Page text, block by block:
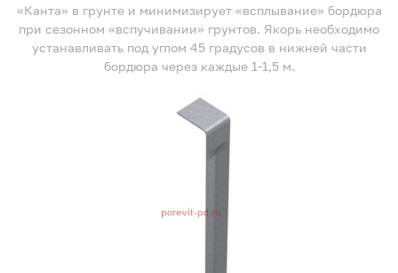
«Канта» в грунте и минимизирует «всплывание» бордюра
при сезонном «вспучивании» грунтов. Якорь необходимо
устанавливать под углом 45 градусов в нижней части
бордюра через каждые 1-1,5 м.